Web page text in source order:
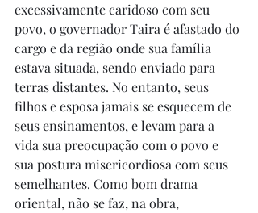
excessivamente caridoso com seu
povo, o governador Taira é afastado do
cargo e da região onde sua família
estava situada, sendo enviado para
terras distantes. No entanto, seus
filhos e esposa jamais se esquecem de
seus ensinamentos, e levam para a
vida sua preocupação com o povo e
sua postura misericordiosa com seus
semelhantes. Como bom drama
oriental, não se faz, na obra,